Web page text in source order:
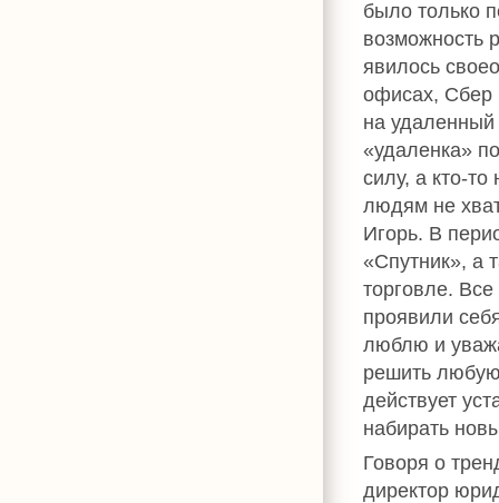
было только
возможность
явилось
офисах, Сбер
на
«удаленка»
силу, а кто-
людям не
Игорь. В
«Спутник», а
торговле.
проявили
люблю и
решить
действует
набирать
Говоря о
директор